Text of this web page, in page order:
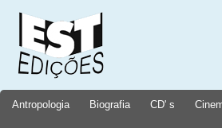
Antropologia Biografia CD' s